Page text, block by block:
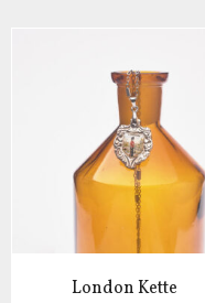
London Kette